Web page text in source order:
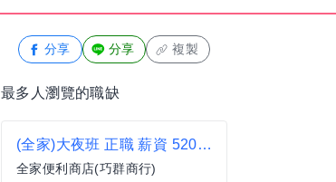
分享 分享 複製
最多人瀏覽的職缺
(全家)大夜班 正職 薪資 52000元 板橋區 新莊區 便利商店 超商 非7-11 非統一 中正路 新生街 金華街
全家便利商店(巧群商行)